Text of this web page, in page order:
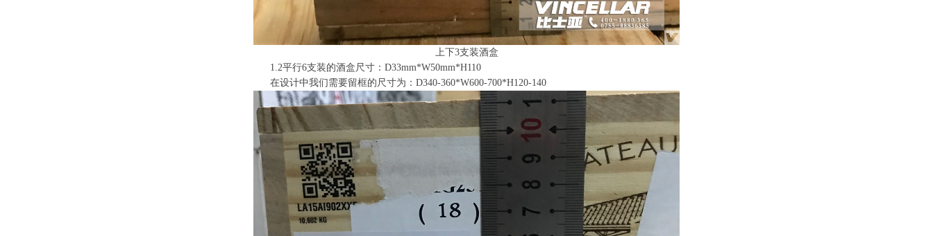
上下3支装酒盒
1.2平行6支装的酒盒尺寸：D33mm*W50mm*H110
在设计中我们需要留框的尺寸为：D340-360*W600-700*H120-140